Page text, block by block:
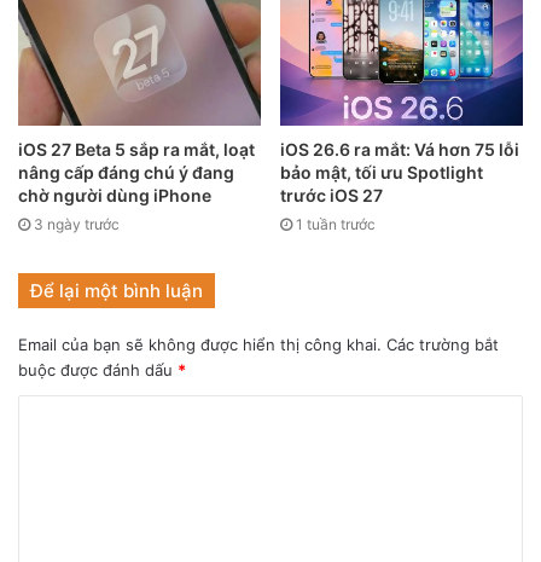
Mạng 5G chính là điểm sáng của dòng iPhone 12 năm
iOS 27 Beta 5 sắp ra mắt, loạt
nâng cấp đáng chú ý đang
chờ người dùng iPhone
3 ngày trước
iOS 26.6 ra mắt: Vá hơn 75 lỗi
bảo mật, tối ưu Spotlight
trước iOS 27
1 tuần trước
Để lại một bình luận
Email của bạn sẽ không được hiển thị công khai. Các trường bắt
buộc được đánh dấu *